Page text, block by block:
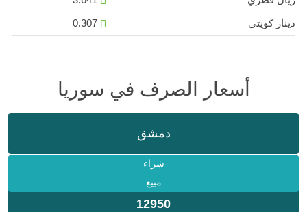
دينار كويتي
0.307
أسعار الصرف في سوريا
دمشق
شراء
مبيع
12950